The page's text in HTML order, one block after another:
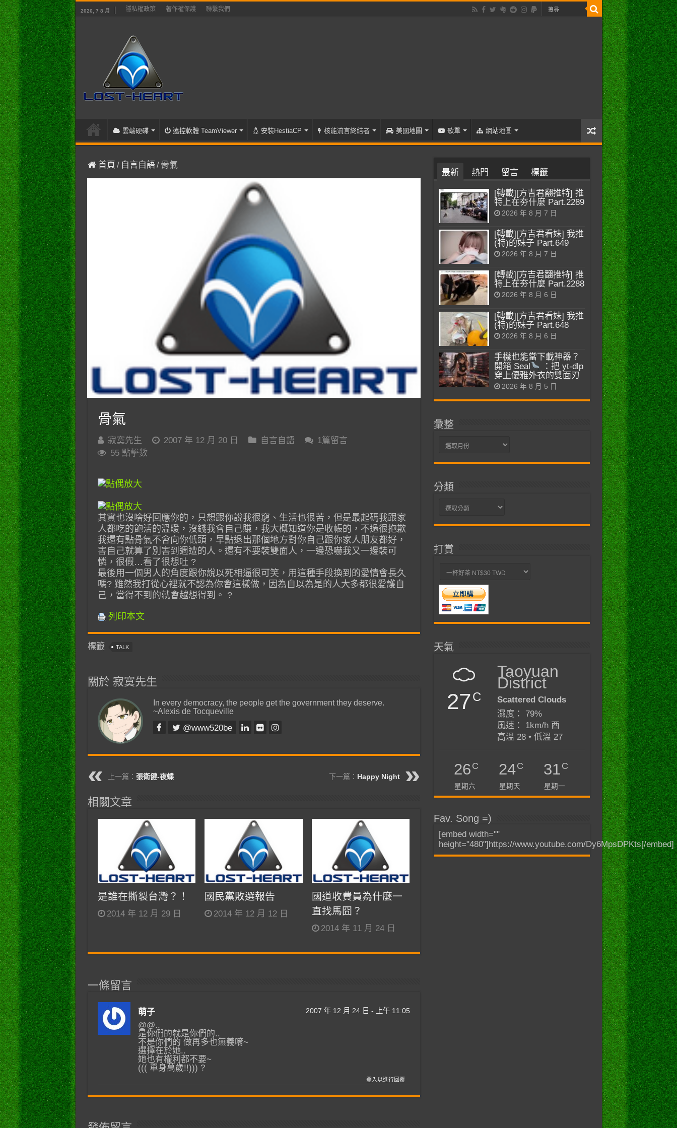
2026, 7 8 月 隱私權政策 著作權保護 聯繫我們
雲端硬碟 遠控軟體 TeamViewer 安裝HestiaCP 核能流言終結者 美國地圖 歌單 網站地圖
首頁 / 自言自語/ 骨氣
骨氣
寂寞先生 2007 年 12 月 20 日 自言自語
1篇留言
55 點擊數
其實也沒啥好回應你的，只想跟你說我很窮、生活也很苦，但是最起碼我跟家
人都吃的飽活的溫暖，沒錢我會自己賺，我大概知道你是收帳的，不過很抱歉
我還有點骨氣不會向你低頭，早點退出那個地方對你自己跟你家人朋友都好，
害自己就算了別害到週遭的人。還有不要裝雙面人，一邊恐嚇我又一邊裝可
憐，很假…看了很想吐 ?
最後用一個男人的角度跟你說以死相逼很可笑，用這種手段換到的愛情會長久
嗎? 雖然我打從心裡就不認為你會這樣做，因為自以為是的人大多都很愛護自
己，當得不到的就會越想得到。 ?
列印本文
標籤 TALK
關於 寂寞先生
In every democracy, the people get the government they deserve.
~Alexis de Tocqueville
@www520be
上一篇： 張衛健-夜蝶 下一篇： Happy Night
相關文章
是誰在撕裂台灣？！
2014 年 12 月 29 日
國民黨敗選報告
2014 年 12 月 12 日
國道收費員為什麼一
直找馬囧？
2014 年 11 月 24 日
一條留言
萌子 2007 年 12 月 24 日 - 上午 11:05
@@..
是你們的就是你們的..
不是你們的 做再多也無義唷~
選擇在於她..
她也有權利都不要~
((( 單身萬歲!!))) ?
登入以進行回覆
最新 熱門 留言 標籤
[轉載][方吉君翻推特] 推
特上在夯什麼 Part.2289
2026 年 8 月 7 日
[轉載][方吉君看妹] 我推
(特)的妹子 Part.649
2026 年 8 月 7 日
[轉載][方吉君翻推特] 推
特上在夯什麼 Part.2288
2026 年 8 月 6 日
[轉載][方吉君看妹] 我推
(特)的妹子 Part.648
2026 年 8 月 6 日
手機也能當下載神器？
開箱 Seal
：把 yt-dlp
穿上優雅外衣的雙面刃
2026 年 8 月 5 日
彙整
彙
分類
分
打賞
天氣
27C
Taoyuan
District
Scattered Clouds
濕度： 79%
風速： 1km/h 西
高溫 28 • 低溫 27
26C
星期六
24C
星期天
31C
星期一
Fav. Song =)
[embed width=""
height="480"]https://www.youtube.com/Dy6MpsDPKts[/embed]